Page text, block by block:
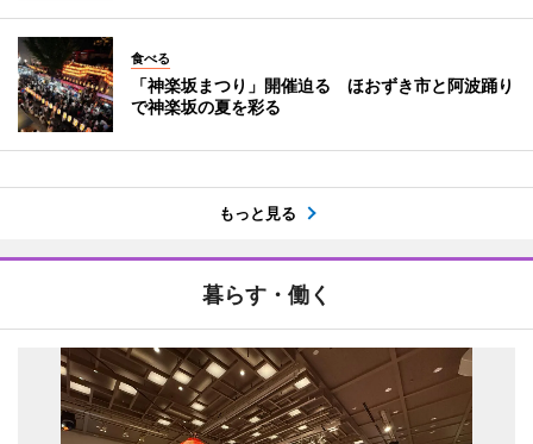
食べる
「神楽坂まつり」開催迫る ほおずき市と阿波踊り
で神楽坂の夏を彩る
もっと見る
暮らす・働く